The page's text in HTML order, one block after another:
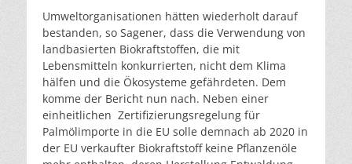
Umweltorganisationen hätten wiederholt darauf
bestanden, so Sagener, dass die Verwendung von
landbasierten Biokraftstoffen, die mit
Lebensmitteln konkurrierten, nicht dem Klima
hälfen und die Ökosysteme gefährdeten. Dem
komme der Bericht nun nach. Neben einer
einheitlichen Zertifizierungsregelung für
Palmölimporte in die EU solle demnach ab 2020 in
der EU verkaufter Biokraftstoff keine Pflanzenöle